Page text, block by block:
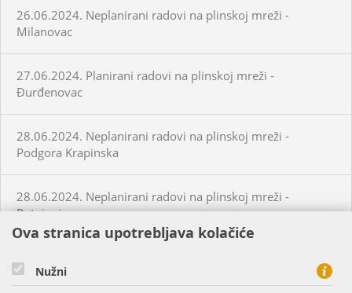
26.06.2024. Neplanirani radovi na plinskoj mreži -
Milanovac
27.06.2024. Planirani radovi na plinskoj mreži -
Đurđenovac
28.06.2024. Neplanirani radovi na plinskoj mreži -
Podgora Krapinska
28.06.2024. Neplanirani radovi na plinskoj mreži -
Potnjani
Virovitica
Ova stranica upotrebljava kolačiće
Nužni